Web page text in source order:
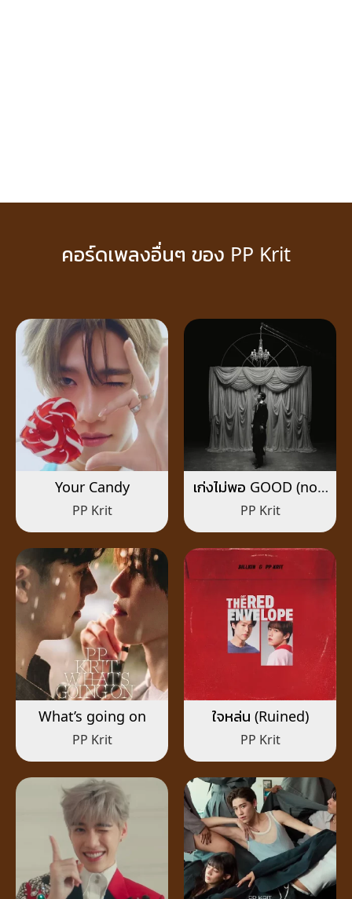
คอร์ดเพลงอื่นๆ ของ PP Krit
Your Candy
PP Krit
เก่งไม่พอ GOOD (not)
ENOUGH
PP Krit
What’s going on
PP Krit
ใจหล่น (Ruined)
PP Krit